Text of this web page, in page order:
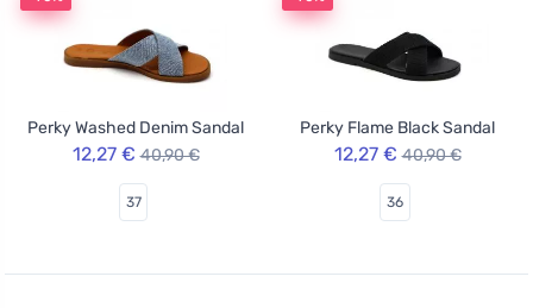
Perky Washed Denim Sandal
12,27 € 40,90 €
37
Perky Flame Black Sandal
12,27 € 40,90 €
36